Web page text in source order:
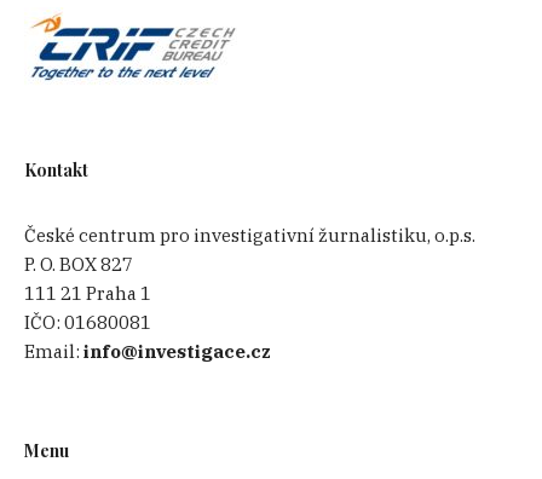
Kontakt
České centrum pro investigativní žurnalistiku, o.p.s.
P. O. BOX 827
111 21 Praha 1
IČO:01680081
Email:info@investigace.cz
Menu